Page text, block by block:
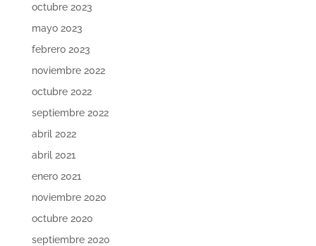
octubre 2023
mayo 2023
febrero 2023
noviembre 2022
octubre 2022
septiembre 2022
abril 2022
abril 2021
enero 2021
noviembre 2020
octubre 2020
septiembre 2020